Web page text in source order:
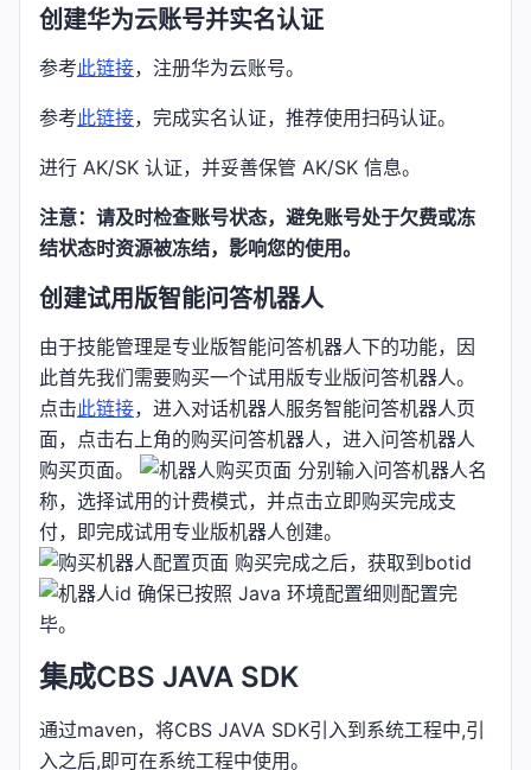
创建华为云账号并实名认证
参考此链接，注册华为云账号。
参考此链接，完成实名认证，推荐使用扫码认证。
进行 AK/SK 认证，并妥善保管 AK/SK 信息。
注意：请及时检查账号状态，避免账号处于欠费或冻
结状态时资源被冻结，影响您的使用。
创建试用版智能问答机器人
由于技能管理是专业版智能问答机器人下的功能，因
此首先我们需要购买一个试用版专业版问答机器人。
点击此链接，进入对话机器人服务智能问答机器人页
面，点击右上角的购买问答机器人，进入问答机器人
购买页面。
分别输入问答机器人名
称，选择试用的计费模式，并点击立即购买完成支
付，即完成试用专业版机器人创建。
购买完成之后，获取到botid
确保已按照 Java 环境配置细则配置完
毕。
集成CBS JAVA SDK
通过maven，将CBS JAVA SDK引入到系统工程中,引
入之后,即可在系统工程中使用。